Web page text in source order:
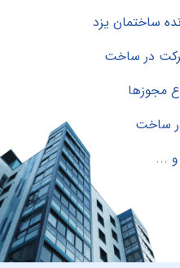
ساختمان یزد
در ساخت
مجوزها
ساخت
و ...